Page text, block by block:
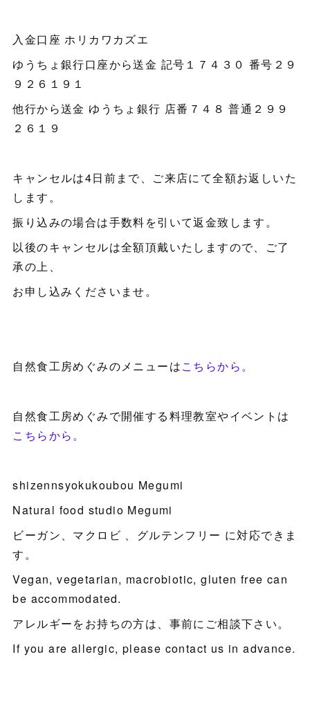
入金口座 ホリカワカズエ
ゆうちょ銀行口座から送金 記号１７４３０ 番号２９
９２６１９１
他行から送金 ゆうちょ銀行 店番７４８ 普通２９９
２６１９
キャンセルは4日前まで、ご来店にて全額お返しいた
します。
振り込みの場合は手数料を引いて返金致します。
以後のキャンセルは全額頂戴いたしますので、ご了
承の上、
お申し込みくださいませ。
自然食工房めぐみのメニューはこちらから。
自然食工房めぐみで開催する料理教室やイベントは
こちらから。
shizennsyokukoubou Megumi
Natural food studio Megumi
ビーガン、マクロビ 、グルテンフリー に対応できま
す。
Vegan, vegetarian, macrobiotic, gluten free can
be accommodated.
アレルギーをお持ちの方は、事前にご相談下さい。
If you are allergic, please contact us in advance.